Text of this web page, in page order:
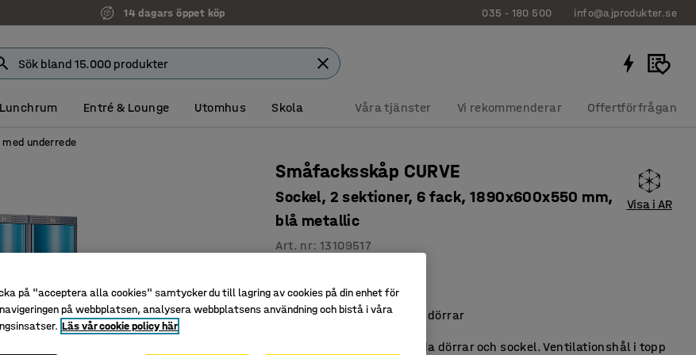
14 dagars öppet köp 035 - 180 500 info@ajprodukter.se
Lunchrum Entré & Lounge Utomhus Skola Våra tjänster Vi rekommenderar Offertförfrågan
underrede
Småfacksskåp CURVE
Sockel, 2 sektioner, 6 fack, 1890x600x550 mm,
blå metallic
Art. nr:13109517
Visa i AR
Platseffektiv förvaring
Välvda, metalliclackade dörrar
Förvaringsskåp med välvda dörrar och sockel. Ventilationshål i topp
på "acceptera alla cookies" samtycker du till lagring av cookies på din enhet för
på webbplatsen, analysera webbplatsens användning och bistå i våra
Läs vår cookie policy här